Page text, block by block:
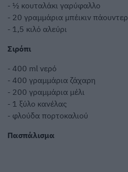
- ½ κουταλάκι γαρύφαλλο
- 20 γραμμάρια μπέικιν πάουντερ
- 1,5 κιλό αλεύρι
Σιρόπι
- 400 ml νερό
- 400 γραμμάρια ζάχαρη
- 200 γραμμάρια μέλι
- 1 ξύλο κανέλας
- φλούδα πορτοκαλιού
Πασπάλισμα